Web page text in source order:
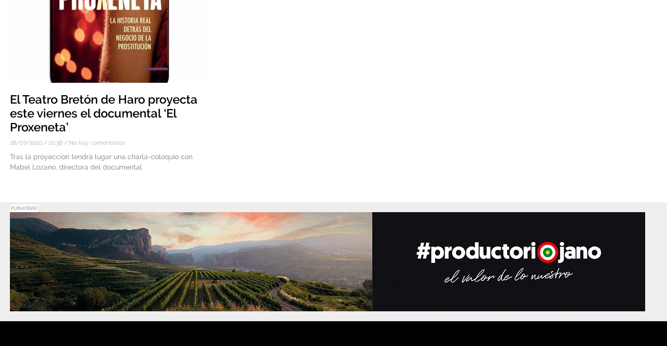
El Teatro Bretón de Haro proyecta
este viernes el documental ‘El
Proxeneta’
28/07/2020 20:38 No hay comentarios
Tras la proyección tendrá lugar una charla-coloquio con
Mabel Lozano, directora del documental
PUBLICIDAD